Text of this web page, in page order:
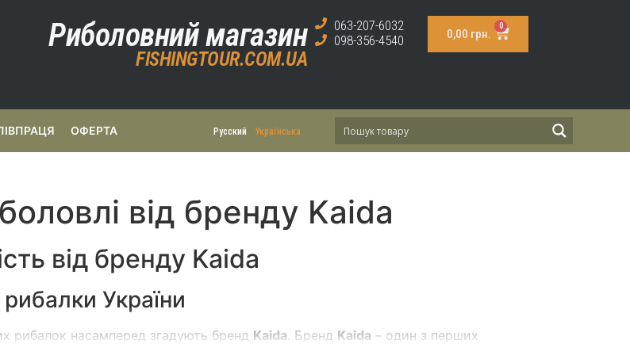
Риболовний магазин
FISHINGTOUR.COM.UA
063-207-6032
098-356-4540
0,00 грн.
0
Русский Українська
ОФЕРТА
від бренду Kaida
від бренду Kaida
України
рибалок насамперед згадують бренд Kaida. Бренд Kaida – один з перших